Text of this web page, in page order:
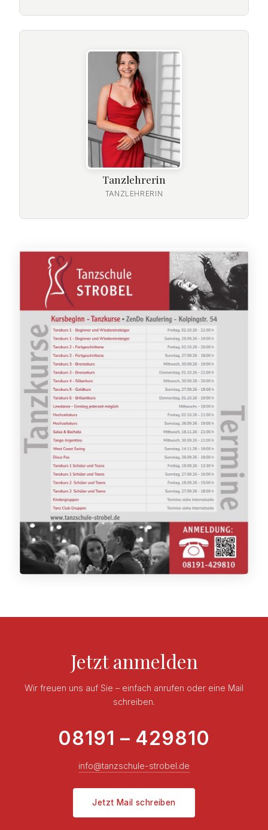
Tanzlehrerin
TANZLEHRERIN
Jetzt anmelden
Wir freuen uns auf Sie – einfach anrufen oder eine Mail
schreiben.
08191 – 429810
info@tanzschule-strobel.de
Jetzt Mail schreiben